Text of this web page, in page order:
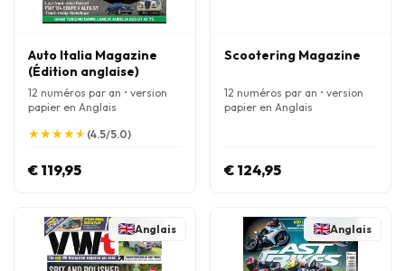
Auto Italia Magazine
(Édition anglaise)
12 numéros par an • version
papier en Anglais
★
★★
★★
★★
★★
★ (4.5/5.0)
€ 119,95
Scootering Magazine
12 numéros par an • version
papier en Anglais
€ 124,95
Anglais Anglais